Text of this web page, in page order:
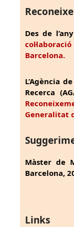
Des de
Barcelona.
L’Agència
Recerca
Generalitat
Màster de
Barcelona,
Links